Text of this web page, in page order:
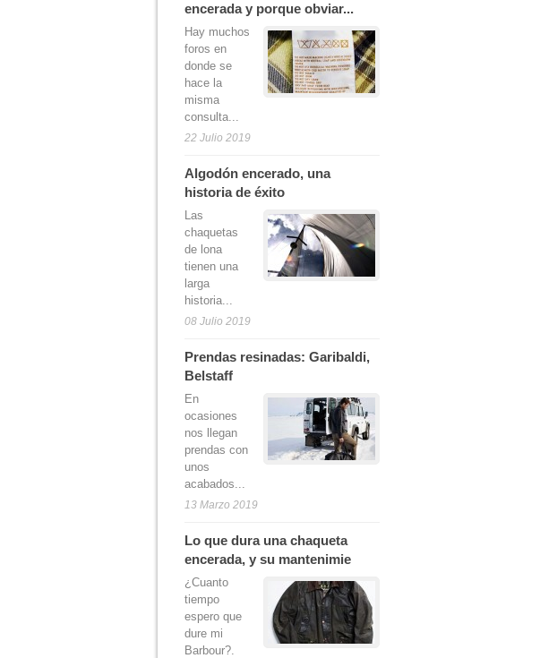
encerada y porque obviar...
Hay muchos
foros en
donde se
hace la
misma
consulta...
22 Julio 2019
Algodón encerado, una
historia de éxito
Las
chaquetas
de lona
tienen una
larga
historia...
08 Julio 2019
Prendas resinadas: Garibaldi,
Belstaff
En
ocasiones
nos llegan
prendas con
unos
acabados...
13 Marzo 2019
Lo que dura una chaqueta
encerada, y su mantenimie
¿Cuanto
tiempo
espero que
dure mi
Barbour?.